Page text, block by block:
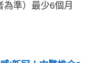
準）最少6個月